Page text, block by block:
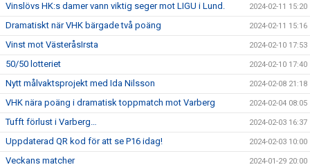
Vinslövs HK:s damer vann viktig seger mot LIGU i Lund. 2024-02-11 15:20
Dramatiskt när VHK bärgade två poäng 2024-02-11 15:16
Vinst mot VästeråsIrsta 2024-02-10 17:53
50/50 lotteriet 2024-02-10 17:40
Nytt målvaktsprojekt med Ida Nilsson 2024-02-08 21:18
VHK nära poäng i dramatisk toppmatch mot Varberg 2024-02-04 08:05
Tufft förlust i Varberg… 2024-02-03 16:37
Uppdaterad QR kod för att se P16 idag! 2024-02-03 10:00
Veckans matcher 2024-01-29 20:00